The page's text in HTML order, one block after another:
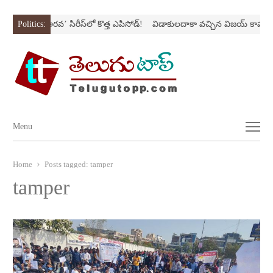
Politics:‘అర‌వ’ సిరీస్‌లో కొత్త ఎపిసోడ్‌! విడాకులదాకా వచ్చిన విజయ్‌ కాపురం
Menu
Menu
Home Posts tagged: tamper
tamper